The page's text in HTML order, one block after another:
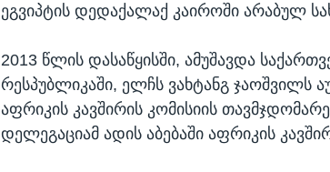
ეგვიპტის დედაქალაქ კაიროში არაბულ
2013 წლის დასაწყისში, ამუშავდა
რესპუბლიკაში, ელჩს ვახტანგ ჯაოშვილს
აფრიკის კავშირის კომისიის
დელეგაციამ ადის აბებაში აფრიკის